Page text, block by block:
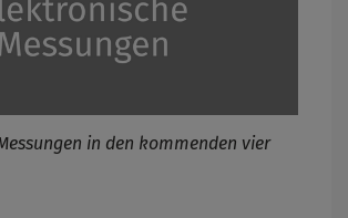
in den kommenden vier